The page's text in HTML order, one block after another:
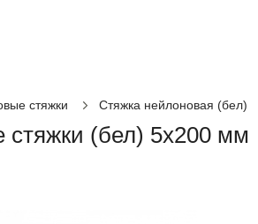
стяжки Стяжка нейлоновая (бел)
(бел) 5х200 мм